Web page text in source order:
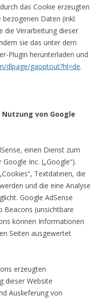
das Cookie erzeugten
Daten (inkl.
die Verarbeitung dieser
sie das unter dem
Plugin herunterladen und
dlpage/gaoptout?hl=de.
von Google
einen Dienst zum
Inc. („Google“).
Textdateien, die
und die eine Analyse
Google AdSense
Beacons (unsichtbare
können Informationen
Seiten ausgewertet
erzeugten
dieser Website
Auslieferung von